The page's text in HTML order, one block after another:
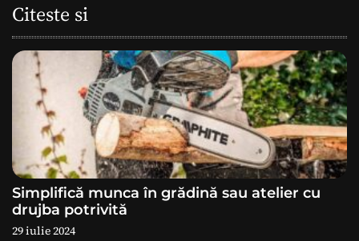
a
r
n
a
r
Citeste si
Simplifică munca în grădină sau atelier cu
drujba potrivită
29 iulie 2024